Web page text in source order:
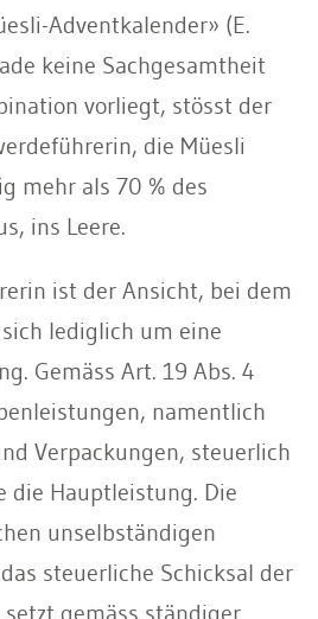
Adventkalender» (E.
keine Sachgesamtheit
vorliegt, stösst der
die Müesli
mehr als 70 % des
ins Leere.
ist der Ansicht, bei dem
lediglich um eine
Gemäss Art. 19 Abs. 4
namentlich
Verpackungen, steuerlich
die Hauptleistung. Die
unselbständigen
steuerliche Schicksal der
gemäss ständiger